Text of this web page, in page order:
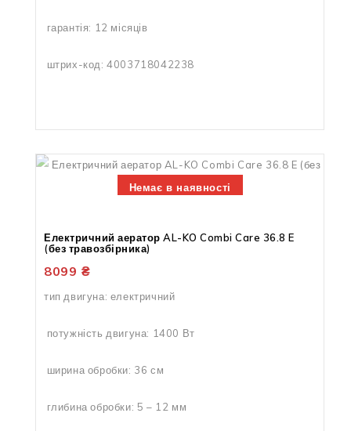
гарантія: 12 місяців
штрих-код: 4003718042238
Немає в наявності
Електричний аератор AL-KO Combi Care 36.8 E
(без травозбірника)
8099 ₴
тип двигуна: електричний
потужність двигуна: 1400 Вт
ширина обробки: 36 см
глибина обробки: 5 – 12 мм